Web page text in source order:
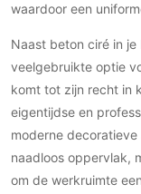
waardoor een
Naast beton ciré in
veelgebruikte optie
komt tot zijn recht in
eigentijdse en
moderne
naadloos oppervlak,
om de werkruimte